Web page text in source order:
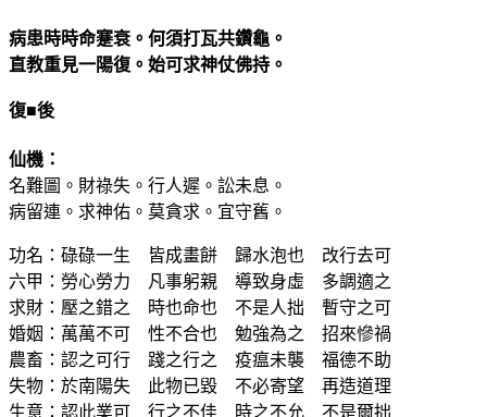
病患時時命蹇衰。何須打瓦共鑽龜。
直教重見一陽復。始可求神仗佛持。
復■後
仙機：
名難圖。財祿失。行人遲。訟未息。
病留連。求神佑。莫貪求。宜守舊。
功名：碌碌一生 皆成畫餅 歸水泡也 改行去可
六甲：勞心勞力 凡事躬親 導致身虛 多調適之
求財：壓之錯之 時也命也 不是人拙 暫守之可
婚姻：萬萬不可 性不合也 勉強為之 招來慘禍
農畜：認之可行 踐之行之 疫瘟未襲 福德不助
失物：於南陽失 此物已毀 不必寄望 再造道理
生意：認此業可 行之不佳 時之不允 不是爾拙